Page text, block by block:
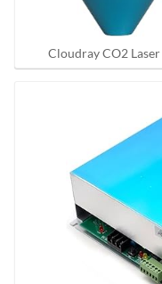
Cloudray CO2